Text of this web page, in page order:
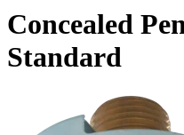
Concealed
Standard